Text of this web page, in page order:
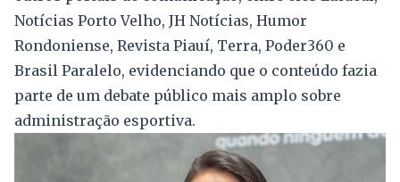
Notícias Porto Velho, JH Notícias, Humor
Rondoniense, Revista Piauí, Terra, Poder360 e
Brasil Paralelo, evidenciando que o conteúdo fazia
parte de um debate público mais amplo sobre
administração esportiva.